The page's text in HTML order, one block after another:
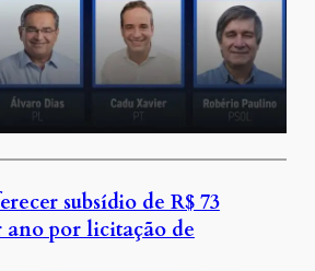
subsídio de R$ 73
por licitação de